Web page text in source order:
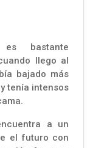
bastante
llego al
bajado más
tenía intensos
a un
el futuro con